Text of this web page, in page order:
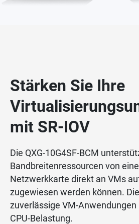
Stärken Sie Ihre
mit SR-IOV
Die QXG-10G4SF-BCM
Bandbreitenressourcen von
Netzwerkkarte direkt an VMs
zugewiesen werden können.
zuverlässige VM-Anwendungen
CPU-Belastung.